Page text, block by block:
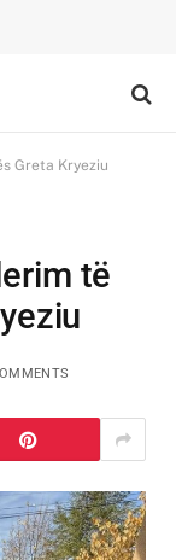
Greta Kryeziu
të